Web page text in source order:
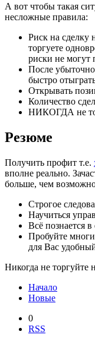
А вот чтобы такая
несложные правила:
Риск на сделку
торгуете
риски не могут
После
быстро
Открывать
Количество
НИКОГДА не
Резюме
Получить профит т.е.
вполне реально.
больше, чем
Cтрогое
Научиться
Всё познается
Пробуйте
для Вас
Никогда не торгуйте
Начало
Новые
0
RSS